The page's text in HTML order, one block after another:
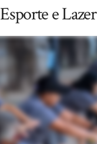
Esporte e Lazer